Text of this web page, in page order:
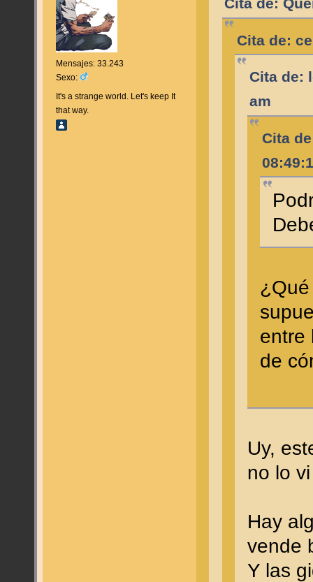
Mensajes: 33.243
Sexo:
It's a strange world. Let's keep It
that way.
Cita de:
Cita de:
Cita de:
am
Cita
entre
de
Uy,
no lo
Hay
vende
Y las